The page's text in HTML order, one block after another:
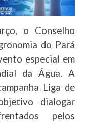
o Conselho
do Pará
especial em
da Água. A
Liga de
dialogar
pelos